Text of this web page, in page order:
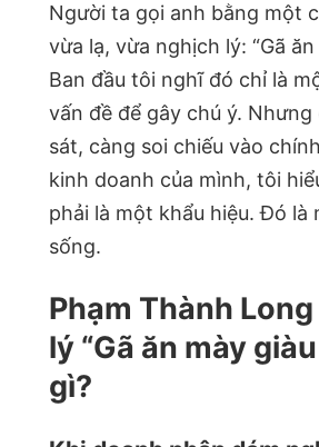
Người ta gọi anh bằng một
vừa lạ, vừa nghịch lý: “Gã ăn
Ban đầu tôi nghĩ đó chỉ là
vấn đề để gây chú ý. Nhưng
sát, càng soi chiếu vào
kinh doanh của mình, tôi
phải là một khẩu hiệu. Đó là
sống.
Phạm Thành
lý “Gã ăn mày
gì?